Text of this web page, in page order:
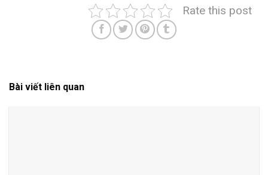
Rate this post
Bài viết liên quan